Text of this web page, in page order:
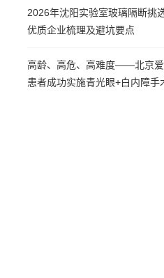
2026年沈阳实验室玻璃隔断挑
优质企业梳理及避坑要点
高龄、高危、高难度——北京
患者成功实施青光眼+白内障手